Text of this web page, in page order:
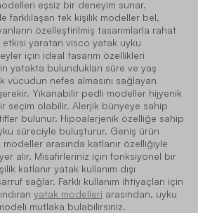
eşsiz bir deneyim sunar.
farklılaşan tek kişilik modeller bel,
özelleştirilmiş tasarımlarla rahat
etkisi yaratan visco yatak uyku
için ideal tasarım özellikleri
yatakta bulundukları süre ve yaş
vücudun nefes almasını sağlayan
Yıkanabilir pedli modeller hijyenik
seçim olabilir. Alerjik bünyeye sahip
bulunur. Hipoalerjenik özelliğe sahip
süreciyle buluşturur. Geniş ürün
modeller arasında katlanır özelliğiyle
yer alır. Misafirleriniz için fonksiyonel bir
katlanır yatak kullanım dışı
sağlar. Farklı kullanım ihtiyaçları için
yatak modelleri arasından, uyku
mutlaka bulabilirsiniz.